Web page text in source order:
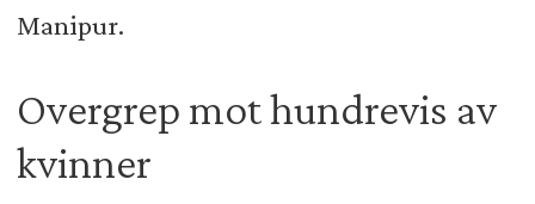
Manipur.
Overgrep mot hundrevis av
kvinner